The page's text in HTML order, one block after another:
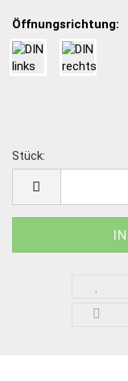
Öffnungsrichtung:
Stück: